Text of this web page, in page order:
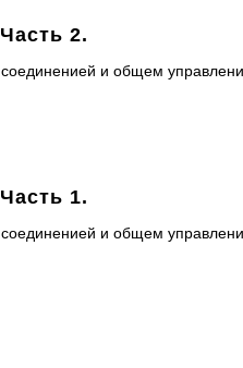
2.
и общем
1.
и общем